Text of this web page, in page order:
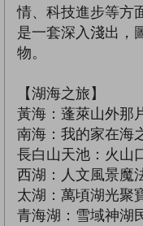
情、科技進步等方
是一套深入淺出，
物。
【湖海之旅】
黃海：蓬萊山外那
南海：我的家在海
長白山天池：火山
西湖：人文風景魔
太湖：萬頃湖光聚
青海湖：雪域神湖